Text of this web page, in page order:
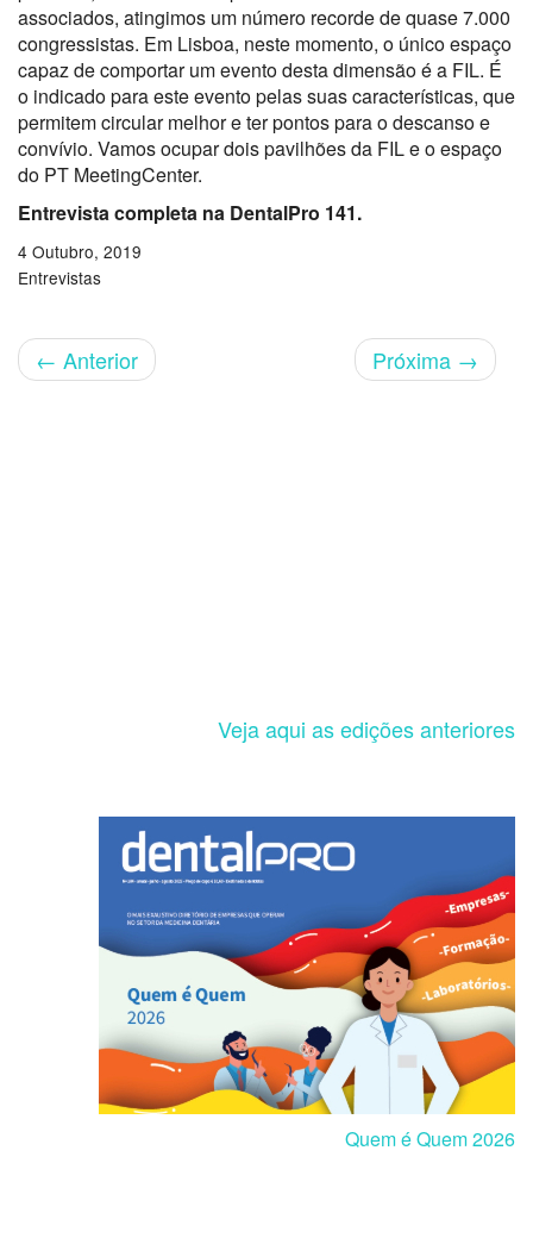
associados, atingimos um número recorde de quase 7.000
congressistas. Em Lisboa, neste momento, o único espaço
capaz de comportar um evento desta dimensão é a FIL. É
o indicado para este evento pelas suas características, que
permitem circular melhor e ter pontos para o descanso e
convívio. Vamos ocupar dois pavilhões da FIL e o espaço
do PT MeetingCenter.
Entrevista completa na DentalPro 141.
4 Outubro, 2019
Entrevistas
← Anterior Próxima →
Veja aqui as edições anteriores
Quem é Quem 2026